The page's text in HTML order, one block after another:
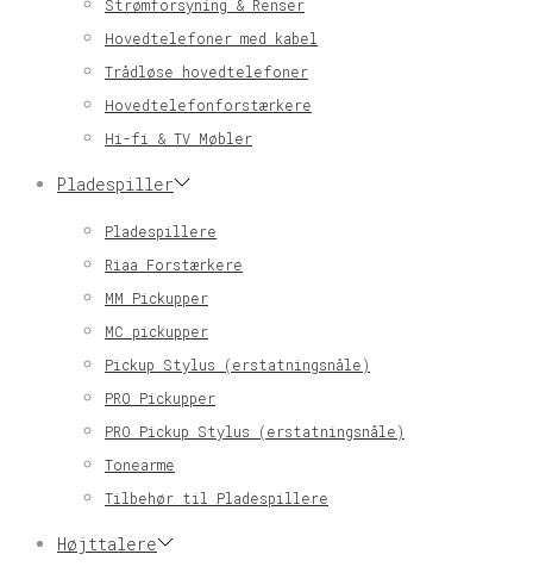
Strømforsyning & Renser
Hovedtelefoner med kabel
Trådløse hovedtelefoner
Hovedtelefonforstærkere
Hi-fi & TV Møbler
Pladespiller
Pladespillere
Riaa Forstærkere
MM Pickupper
MC pickupper
Pickup Stylus (erstatningsnåle)
PRO Pickupper
PRO Pickup Stylus (erstatningsnåle)
Tonearme
Tilbehør til Pladespillere
Højttalere